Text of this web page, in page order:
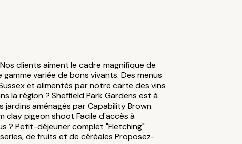
clients aiment le cadre magnifique de
variée de bons vivants. Des menus
et alimentés par notre carte des vins
la région ? Sheffield Park Gardens est à
aménagés par Capability Brown.
clay pigeon shoot Facile d'accès à
? Petit-déjeuner complet "Fletching"
de fruits et de céréales Proposez-